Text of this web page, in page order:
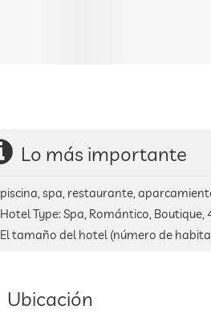
Lo más importante
piscina, spa, restaurante,
Hotel Type: Spa, Romántico, Boutique,
El tamaño del hotel (número de
Ubicación